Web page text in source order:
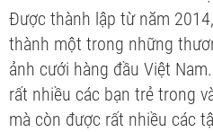
Được thành lập từ năm
thành một trong những
ảnh cưới hàng đầu Việt
rất nhiều các bạn trẻ trong
mà còn được rất nhiều các